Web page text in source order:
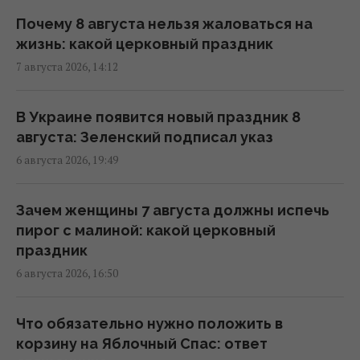
7 августа в Украину зайдут долгожданные
дожди и прохлада: каким областям
повезет (карта)
7 августа Украину накроет непогода:
синоптики предупреждают об опасности
13:46 четверг, 06 августа 2026
Синоптик назвала области, которые
первыми накроет непогода и
13:19 четверг, 06 августа 2026
Почему 8 августа нельзя жаловаться на
жизнь: какой церковный праздник
7 августа 2026, 14:12
В Украине появится новый праздник 8
августа: Зеленский подписал указ
6 августа 2026, 19:49
Зачем женщины 7 августа должны испечь
пирог с малиной: какой церковный
праздник
6 августа 2026, 16:50
Что обязательно нужно положить в
корзину на Яблочный Спас: ответ